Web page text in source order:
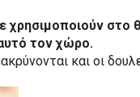
στο
τον χώρο.
και οι